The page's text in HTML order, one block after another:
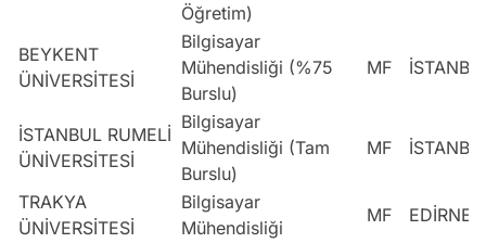
Öğretim)
BEYKENT
ÜNİVERSİTESİ
Bilgisayar
Mühendisliği (%75
Burslu)
MF
İSTANBUL RUMELİ
ÜNİVERSİTESİ
Bilgisayar
Mühendisliği (Tam
Burslu)
MF
TRAKYA
ÜNİVERSİTESİ
Bilgisayar
Mühendisliği
MF EDİRNE